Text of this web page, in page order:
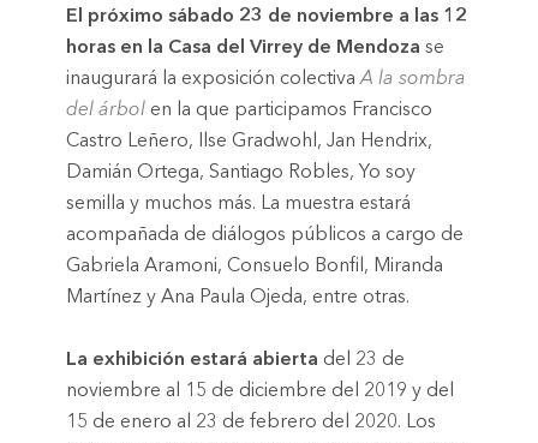
El próximo sábado 23 de noviembre a las 12
horas en la Casa del Virrey de Mendoza se
inaugurará la exposición colectivaA la sombra
del árbol en la que participamos Francisco
Castro Leñero, Ilse Gradwohl, Jan Hendrix,
Damián Ortega, Santiago Robles, Yo soy
semilla y muchos más. La muestra estará
acompañada de diálogos públicos a cargo de
Gabriela Aramoni, Consuelo Bonfil, Miranda
Martínez y Ana Paula Ojeda, entre otras.
La exhibición estará abierta del 23 de
noviembre al 15 de diciembre del 2019 y del
15 de enero al 23 de febrero del 2020. Los